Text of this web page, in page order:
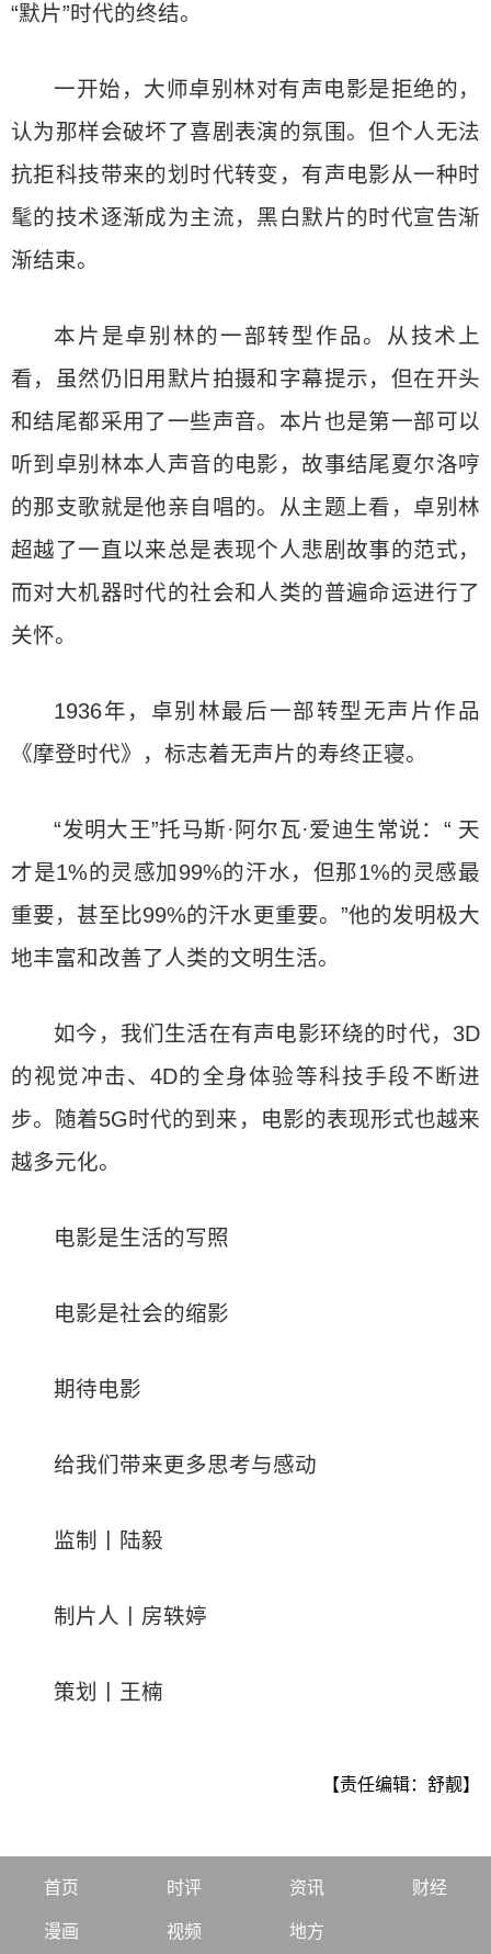
“默片”时代的终结。
一开始，大师卓别林对有声电影是拒绝的，
认为那样会破坏了喜剧表演的氛围。但个人无法
抗拒科技带来的划时代转变，有声电影从一种时
髦的技术逐渐成为主流，黑白默片的时代宣告渐
渐结束。
本片是卓别林的一部转型作品。从技术上
看，虽然仍旧用默片拍摄和字幕提示，但在开头
和结尾都采用了一些声音。本片也是第一部可以
听到卓别林本人声音的电影，故事结尾夏尔洛哼
的那支歌就是他亲自唱的。从主题上看，卓别林
超越了一直以来总是表现个人悲剧故事的范式，
而对大机器时代的社会和人类的普遍命运进行了
关怀。
1936年，卓别林最后一部转型无声片作品
《摩登时代》，标志着无声片的寿终正寝。
“发明大王”托马斯·阿尔瓦·爱迪生常说：“ 天
才是1%的灵感加99%的汗水，但那1%的灵感最
重要，甚至比99%的汗水更重要。”他的发明极大
地丰富和改善了人类的文明生活。
如今，我们生活在有声电影环绕的时代，3D
的视觉冲击、4D的全身体验等科技手段不断进
步。随着5G时代的到来，电影的表现形式也越来
越多元化。
电影是生活的写照
电影是社会的缩影
期待电影
给我们带来更多思考与感动
监制丨陆毅
制片人丨房轶婷
策划丨王楠
【责任编辑：舒靓】
首页 时评 资讯 财经
漫画 视频 地方